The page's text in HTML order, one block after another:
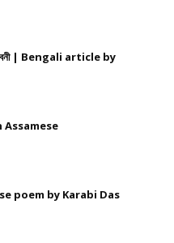
জীবনী | Bengali article by
Assamese
poem by Karabi Das